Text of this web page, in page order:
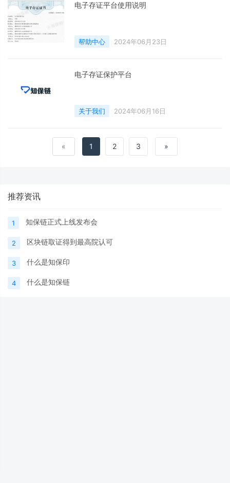
电子存证平台使用说明
帮助中心 2024年06月23日
电子存证保护平台
关于我们 2024年06月16日
« 1 2 3 »
推荐资讯
1 知保链正式上线发布会
2 区块链取证得到最高院认可
3 什么是知保印
4 什么是知保链